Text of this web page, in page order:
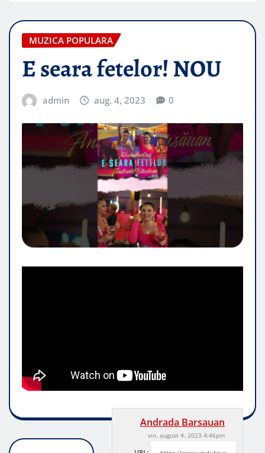
MUZICA POPULARA
E seara fetelor! NOU
admin aug. 4, 2023 0
Andrada Barsauan
vin, august 4, 2023 4:46pm